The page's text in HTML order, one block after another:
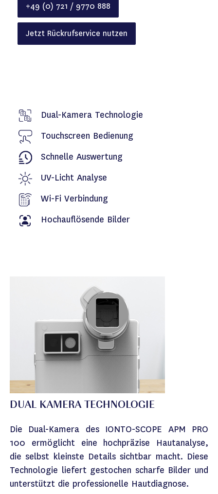
+49 (0) 721 / 9770 888
Jetzt Rückrufservice nutzen
Dual-Kamera Technologie
Touchscreen Bedienung
Schnelle Auswertung
UV-Licht Analyse
Wi-Fi Verbindung
Hochauflösende Bilder
DUAL KAMERA TECHNOLOGIE
Die Dual-Kamera des IONTO-SCOPE APM PRO
100 ermöglicht eine hochpräzise Hautanalyse,
die selbst kleinste Details sichtbar macht. Diese
Technologie liefert gestochen scharfe Bilder und
unterstützt die professionelle Hautdiagnose.